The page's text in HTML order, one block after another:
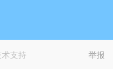
支持 举报